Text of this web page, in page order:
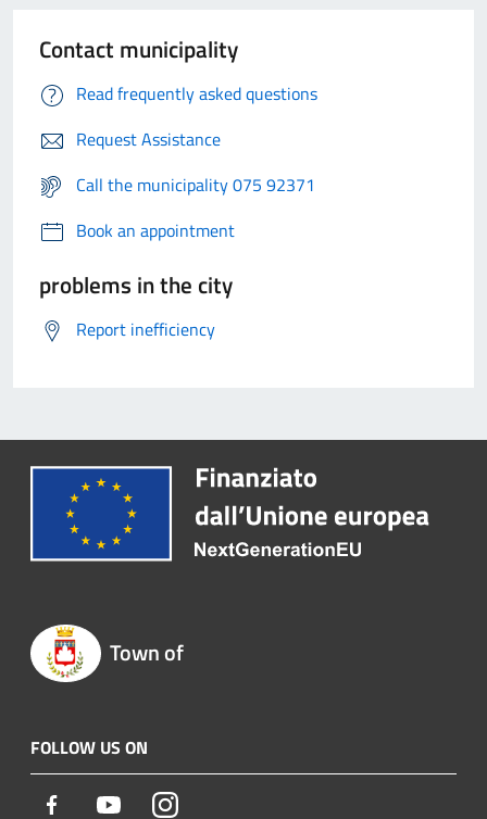
Contact municipality
Read frequently asked questions
Request Assistance
Call the municipality 075 92371
Book an appointment
problems in the city
Report inefficiency
Town of
FOLLOW US ON
Facebook YoutubeInstagram